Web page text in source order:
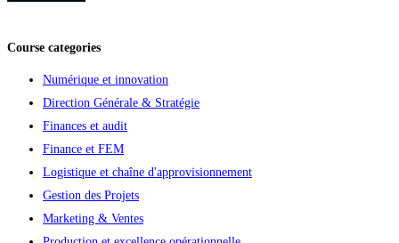
Course categories
Numérique et innovation
Direction Générale & Stratégie
Finances et audit
Finance et FEM
Logistique et chaîne d'approvisionnement
Gestion des Projets
Marketing & Ventes